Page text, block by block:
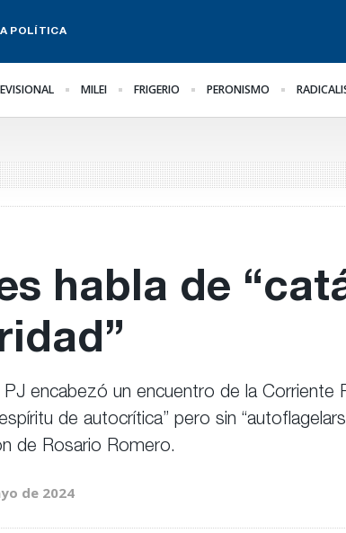
MILEI FRIGERIO PERONISMO
aunque sea lo más difícil
proteger la
habla de
PJ encabezó un encuentro de la
de autocrítica” pero sin
de Rosario Romero.
de 2024